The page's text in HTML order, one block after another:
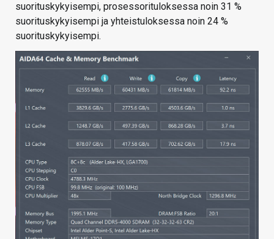
suorituskykyisempi, prosessorituloksessa noin 31 %
suorituskykyisempi ja yhteistuloksessa noin 24 %
suorituskykyisempi.